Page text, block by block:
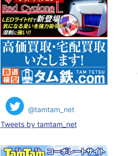
@tamtam_net
Tweets by tamtam_net